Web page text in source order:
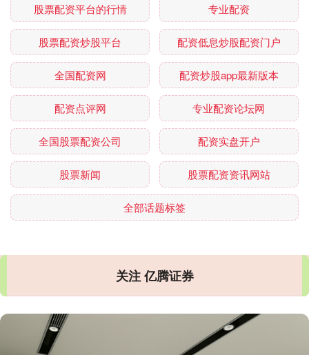
股票配资平台的行情 专业配资
股票配资炒股平台 配资低息炒股配资门户
全国配资网 配资炒股app最新版本
配资点评网 专业配资论坛网
全国股票配资公司 配资实盘开户
股票新闻 股票配资资讯网站
全部话题标签
关注 亿腾证券